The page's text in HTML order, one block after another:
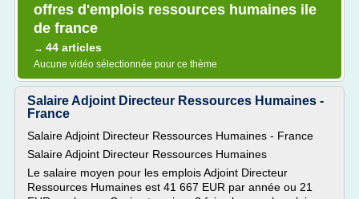
offres d'emplois ressources humaines ile
de france
→ 44 articles
Aucune vidéo sélectionnée pour ce thème
Salaire Adjoint Directeur Ressources Humaines -
France
Salaire Adjoint Directeur Ressources Humaines - France
Salaire Adjoint Directeur Ressources Humaines
Le salaire moyen pour les emplois Adjoint Directeur
Ressources Humaines est 41 667 EUR par année ou 21